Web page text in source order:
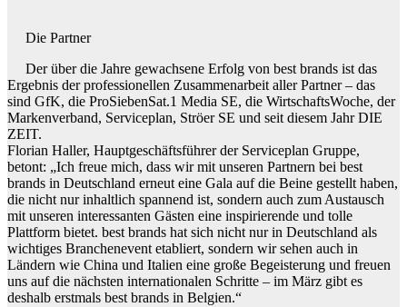
Die Partner
Der über die Jahre gewachsene Erfolg von best brands ist das
Ergebnis der professionellen Zusammenarbeit aller Partner – das
sind GfK, die ProSiebenSat.1 Media SE, die WirtschaftsWoche, der
Markenverband, Serviceplan, Ströer SE und seit diesem Jahr DIE
ZEIT.
Florian Haller, Hauptgeschäftsführer der Serviceplan Gruppe,
betont: „Ich freue mich, dass wir mit unseren Partnern bei best
brands in Deutschland erneut eine Gala auf die Beine gestellt haben,
die nicht nur inhaltlich spannend ist, sondern auch zum Austausch
mit unseren interessanten Gästen eine inspirierende und tolle
Plattform bietet. best brands hat sich nicht nur in Deutschland als
wichtiges Branchenevent etabliert, sondern wir sehen auch in
Ländern wie China und Italien eine große Begeisterung und freuen
uns auf die nächsten internationalen Schritte – im März gibt es
deshalb erstmals best brands in Belgien.“